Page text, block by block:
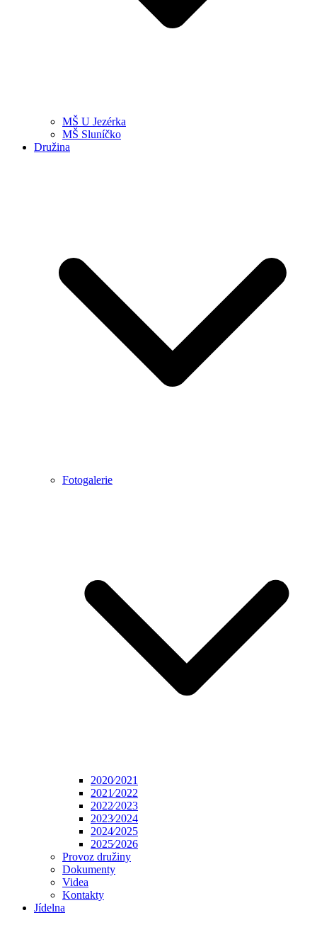
MŠ U Jezérka
MŠ Sluníčko
Družina
Fotogalerie
2020⁄2021
2021⁄2022
2022⁄2023
2023⁄2024
2024⁄2025
2025⁄2026
Provoz družiny
Dokumenty
Videa
Kontakty
Jídelna